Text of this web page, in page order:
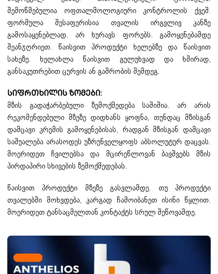
შემოწმებულია ოფთალმოლოგიური კონტროლის ქვეშ.
ფორმულა შესაფერისია თვალის ირგვლივ კანზე
გამოსაყენებლად. არ ხურავს ფორებს. გამოყენებამდე
შეანჯღრიეთ. წაისვით პროდუქტი ხელებზე და წაისვით
სახეზე. ხელახლა წაისვით გულუხვად და ხშირად,
განსაკუთრებით ცურვის ან გაშრობის შემდეგ.
ᲡᲘᲤᲠᲗᲮᲘᲚᲘᲡ ᲖᲝᲛᲔᲑᲘ:
მზის გადაჭარბებული ზემოქმედება საშიშია. არ არის
რეკომენდებული მზეზე დიდხანს ყოფნა, თუნდაც მზისგან
დამცავი კრემის გამოყენებისას, რადგან მზისგან დამცავი
საშუალება არასოდეს უზრუნველყოფს აბსოლუტურ დაცვას.
მოერიდეთ ჩვილებსა და მცირეწლოვან ბავშვებს მზის
პირდაპირი სხივების ზემოქმედებას.
წაისვით პროდუქტი მზეზე გასვლამდე. თუ პროდუქტი
თვალებში მოხვდება, კარგად ჩამოიბანეთ ისინი წყლით.
მოერიდეთ ტანსაცმელთან კონტაქტს სრულ შეწოვამდე.